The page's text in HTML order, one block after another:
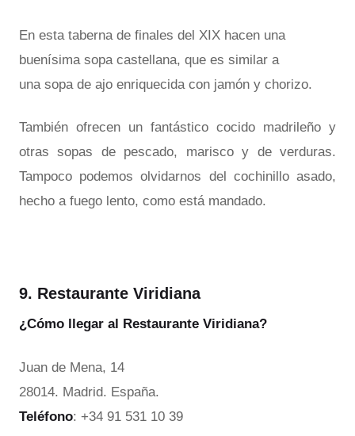
En esta taberna de finales del XIX hacen una
buenísima sopa castellana, que es similar a
una sopa de ajo enriquecida con jamón y chorizo.
También ofrecen un fantástico cocido madrileño y
otras sopas de pescado, marisco y de verduras.
Tampoco podemos olvidarnos del cochinillo asado,
hecho a fuego lento, como está mandado.
9. Restaurante Viridiana
¿Cómo llegar al Restaurante Viridiana?
Juan de Mena, 14
28014. Madrid. España.
Teléfono: +34 91 531 10 39